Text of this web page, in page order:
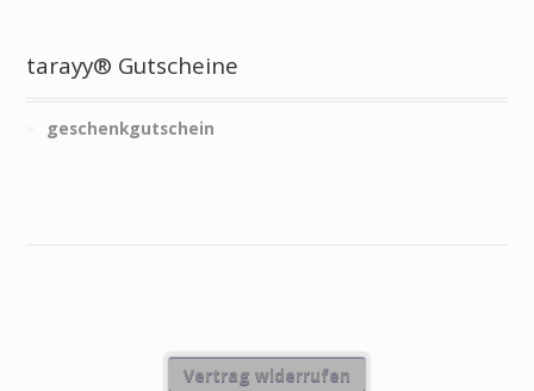
tarayy® Gutscheine
geschenkgutschein
Vertrag widerrufen